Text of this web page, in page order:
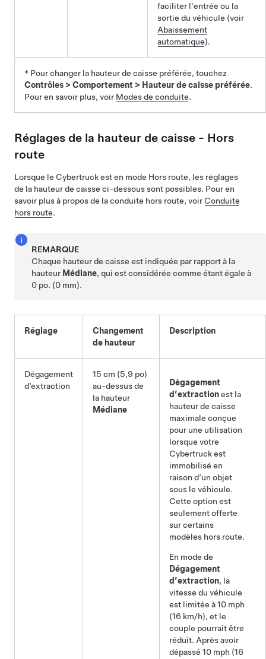
faciliter l'entrée ou la
sortie du véhicule (voir
Abaissement
automatique).
* Pour changer la hauteur de caisse préférée, touchez
Contrôles > Comportement > Hauteur de caisse préférée.
Pour en savoir plus, voir Modes de conduite.
Réglages de la hauteur de caisse - Hors
route
Lorsque le Cybertruckest en mode Hors route, les réglages
de la hauteur de caisse ci-dessous sont possibles. Pour en
savoir plus à propos de la conduite hors route, voir Conduite
hors route.
REMARQUE
Chaque hauteur de caisse est indiquée par rapport à la
hauteur Médiane, qui est considérée comme étant égale à
0 po. (0 mm).
Réglage
Changement
de hauteur
Description
Dégagement
d’extraction
15 cm (5,9 po)
au-dessus de
la hauteur
Médiane
Dégagement
d’extractionest la
hauteur de caisse
maximale conçue
pour une utilisation
lorsque votre
Cybertruckest
immobilisé en
raison d’un objet
sous le véhicule.
Cette option est
seulement offerte
sur certains
modèles hors route.
En mode de
Dégagement
d’extraction, la
vitesse du véhicule
est limitée à10 mph
(16 km/h), et le
couple pourrait être
réduit. Après avoir
dépassé 10 mph (16